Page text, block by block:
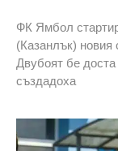
ФК Ямбол
(Казанлък) новия
Двубоят бе
създадоха